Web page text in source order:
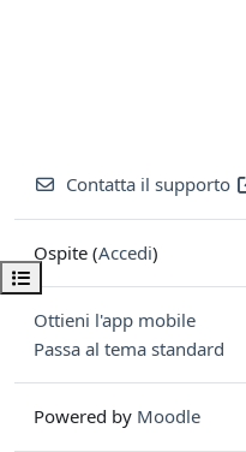
Apri indice del corso
Contatta il supporto
Ospite (Accedi)
Ottieni l'app mobile
Passa al tema standard
Powered by Moodle